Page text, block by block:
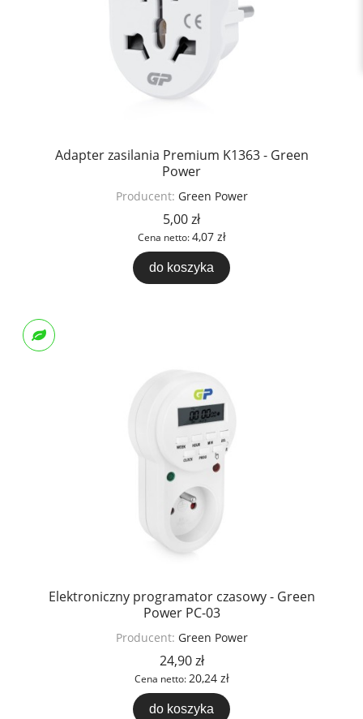
Adapter zasilania Premium K1363 - Green
Power
Producent: Green Power
5,00 zł
Cena netto:4,07 zł
do koszyka
Elektroniczny programator czasowy - Green
Power PC-03
Producent: Green Power
24,90 zł
Cena netto: 20,24 zł
do koszyka